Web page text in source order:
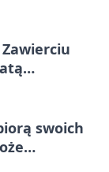
swoich